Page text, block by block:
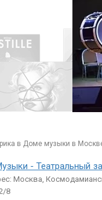
в Доме музыки в
- Театральный
Москва,
8